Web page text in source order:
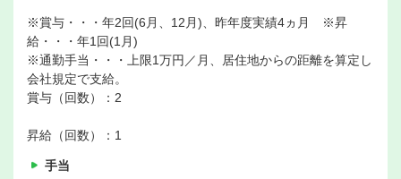
※賞与・・・年2回(6月、12月)、昨年度実績4ヵ月 ※昇
給・・・年1回(1月)
※通勤手当・・・上限1万円／月、居住地からの距離を算定し
会社規定で支給。
賞与（回数）：2
昇給（回数）：1
手当